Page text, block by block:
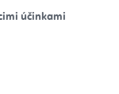
účinkami